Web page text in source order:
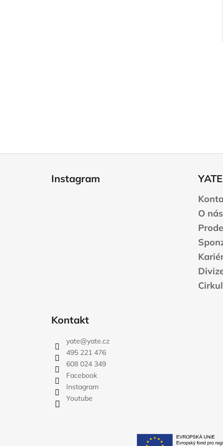
Instagram
O nás
Kontakt
yate@yate.cz
495 221 476
608 024 349
Facebook
Instagram
Youtube